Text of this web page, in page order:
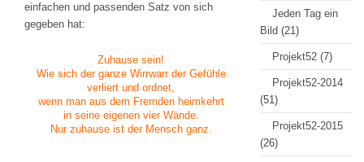
einfachen und passenden Satz von sich
gegeben hat:
Zuhause sein!
Wie sich der ganze Wirrwarr der Gefühle
verliert und ordnet,
wenn man aus dem Fremden heimkehrt
in seine eigenen vier Wände.
Nur zuhause ist der Mensch ganz.
Jeden Tag ein
Bild (21)
Projekt52 (7)
Projekt52-2014
(51)
Projekt52-2015
(26)